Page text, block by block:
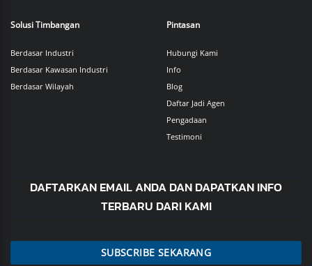
Solusi Timbangan
Berdasar Industri
Berdasar Kawasan Industri
Berdasar Wilayah
Pintasan
Hubungi Kami
Info
Blog
Daftar Jadi Agen
Pengadaan
Testimoni
DAFTARKAN EMAIL ANDA DAN DAPATKAN INFO
TERBARU DARI KAMI
SUBSCRIBE SEKARANG